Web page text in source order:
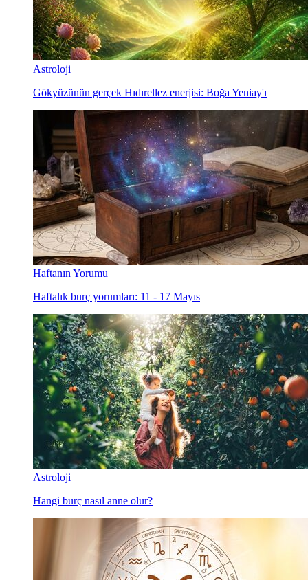
Astroloji
Gökyüzünün gerçek Hıdırellez enerjisi: Boğa Yeniay'ı
Haftanın Yorumu
Haftalık burç yorumları: 11 - 17 Mayıs
Astroloji
Hangi burç nasıl anne olur?